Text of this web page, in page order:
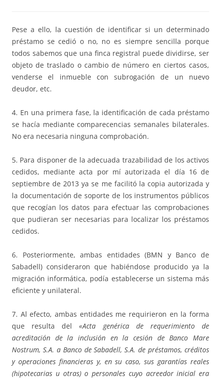
Pese a ello, la cuestión de identificar si un determinado
préstamo se cedió o no, no es siempre sencilla porque
todos sabemos que una finca registral puede dividirse, ser
objeto de traslado o cambio de número en ciertos casos,
venderse el inmueble con subrogación de un nuevo
deudor, etc.
4. En una primera fase, la identificación de cada préstamo
se hacía mediante comparecencias semanales bilaterales.
No era necesaria ninguna comprobación.
5. Para disponer de la adecuada trazabilidad de los activos
cedidos, mediante acta por mí autorizada el día 16 de
septiembre de 2013 ya se me facilitó la copia autorizada y
la documentación de soporte de los instrumentos públicos
que recogían los datos para efectuar las comprobaciones
que pudieran ser necesarias para localizar los préstamos
cedidos.
6. Posteriormente, ambas entidades (BMN y Banco de
Sabadell) consideraron que habiéndose producido ya la
migración informática, podía establecerse un sistema más
eficiente y unilateral.
7. Al efecto, ambas entidades me requirieron en la forma
que resulta del«Acta genérica de requerimiento de
acreditación de la inclusión en la cesión de Banco Mare
Nostrum, S.A. a Banco de Sabadell, S.A. de préstamos, créditos
y operaciones financieras y, en su caso, sus garantías reales
(hipotecarias u otras) o personales cuyo acreedor inicial era